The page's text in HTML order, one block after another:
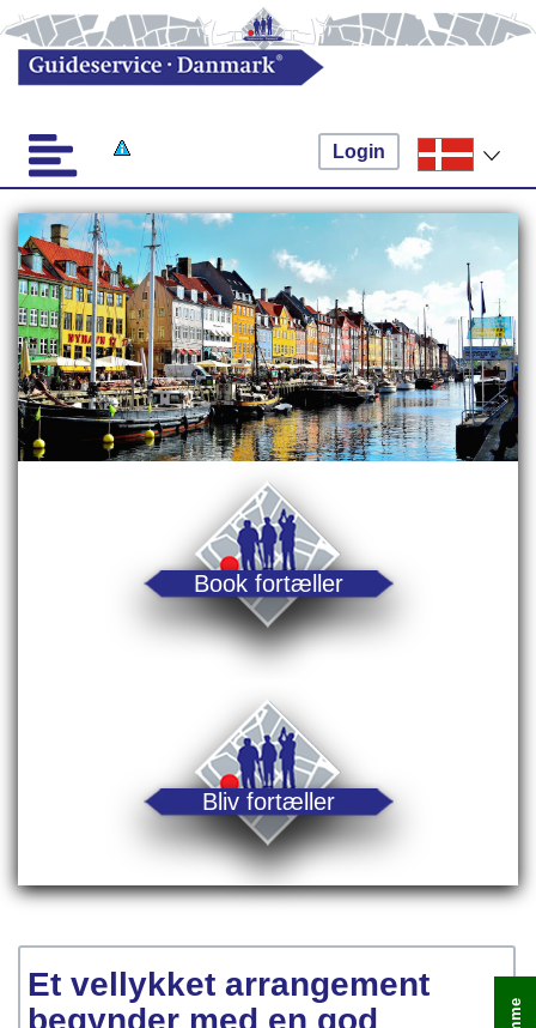
Login
Book fortæller
Bliv fortæller
Et vellykket arrangement
begynder med en god